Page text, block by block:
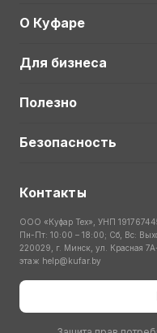
О Куфаре
Для бизнеса
Полезно
Безопасность
Контакты
ООО «Куфар Тех», УНП
Пн-Пт: 10:00 – 18:00; Сб, Вс:
220029, г. Минск, ул. Красная
этаж help@kufar.by